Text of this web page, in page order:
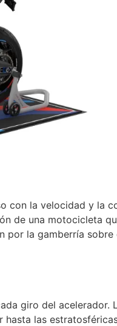
con la velocidad y la
de una motocicleta
la gamberría
giro del
las